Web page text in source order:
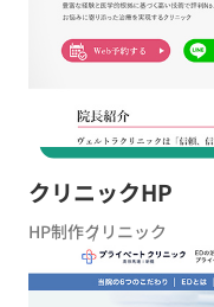
クリニックHP
HP制作クリニック